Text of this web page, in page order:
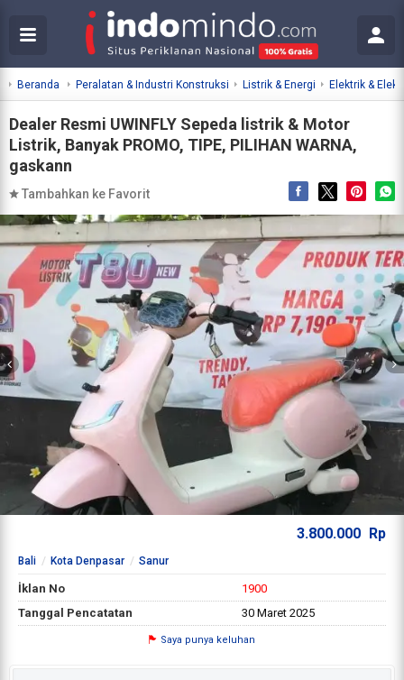
Beranda Peralatan & Industri Konstruksi Listrik & Energi Elektrik &
Dealer Resmi UWINFLY Sepeda listrik & Motor
Listrik, Banyak PROMO, TIPE, PILIHAN WARNA,
gaskann
Tambahkan ke Favorit
3.800.000 Rp
Bali Kota Denpasar Sanur
İklan No
1900
Tanggal Pencatatan
30 Maret 2025
Saya punya keluhan